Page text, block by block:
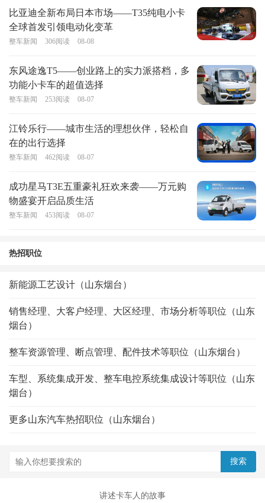
比亚迪全新布局日本市场——T35纯电小卡
全球首发引领电动化变革
整车新闻 306阅读 08-08
东风途逸T5——创业路上的实力派搭档，多
功能小卡车的超值选择
整车新闻 253阅读 08-07
江铃乐行——城市生活的理想伙伴，轻松自
在的出行选择
整车新闻 462阅读 08-07
成功星马T3E五重豪礼狂欢来袭——万元购
物盛宴开启品质生活
整车新闻 453阅读 08-07
热招职位
新能源工艺设计（山东烟台）
销售经理、大客户经理、大区经理、市场分析等职位（山东
烟台）
整车资源管理、断点管理、配件技术等职位（山东烟台）
车型、系统集成开发、整车电控系统集成设计等职位（山东
烟台）
更多山东汽车热招职位（山东烟台）
讲述卡车人的故事